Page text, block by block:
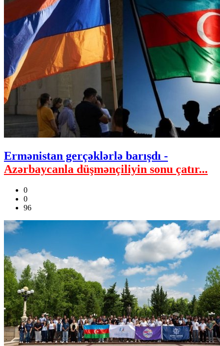
Ermənistan gerçəklərlə barışdı -
Azərbaycanla düşmənçiliyin sonu çatır...
0
0
96